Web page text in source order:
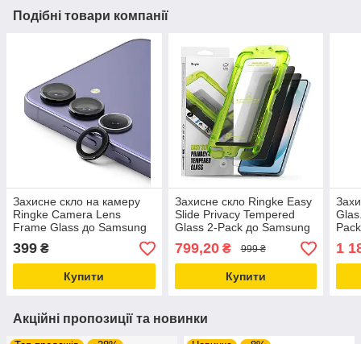
Подібні товари компанії
Захисне скло на камеру
Ringke Camera Lens
Frame Glass до Samsung
Galaxy S24+ Plus Black
(CLF1G002)
399 ₴
Купити
Захисне скло Ringke Easy
Slide Privacy Tempered
Glass 2-Pack до Samsung
Galaxy S26+ Plus
(G4as1232)
799,20₴ 999 ₴
Купити
1
Акційні пропозиції та новинки